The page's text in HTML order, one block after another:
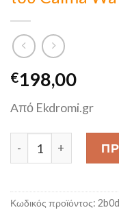
€198,00
Από Ekdromi.gr
Κωδικός προϊόντος: